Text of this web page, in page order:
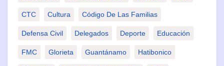
CTC Cultura Código De Las Familias
Defensa Civil Delegados Deporte Educación
FMC Glorieta Guantánamo Hatibonico